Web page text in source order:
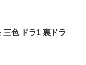
色 ドラ1 裏ドラ